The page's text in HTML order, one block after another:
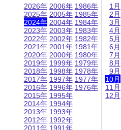
2026年
2025年
2024年
2023年
2022年
2021年
2020年
2019年
2018年
2017年
2016年
2015年
2014年
2013年
2012年
2011年
2006年
2005年
2004年
2003年
2002年
2001年
2000年
1999年
1998年
1997年
1996年
1995年
1994年
1993年
1992年
1991年
1986年
1985年
1984年
1983年
1982年
1981年
1980年
1979年
1978年
1977年
1976年
1月
2月
3月
4月
5月
6月
7月
8月
9月
10月
11月
12月